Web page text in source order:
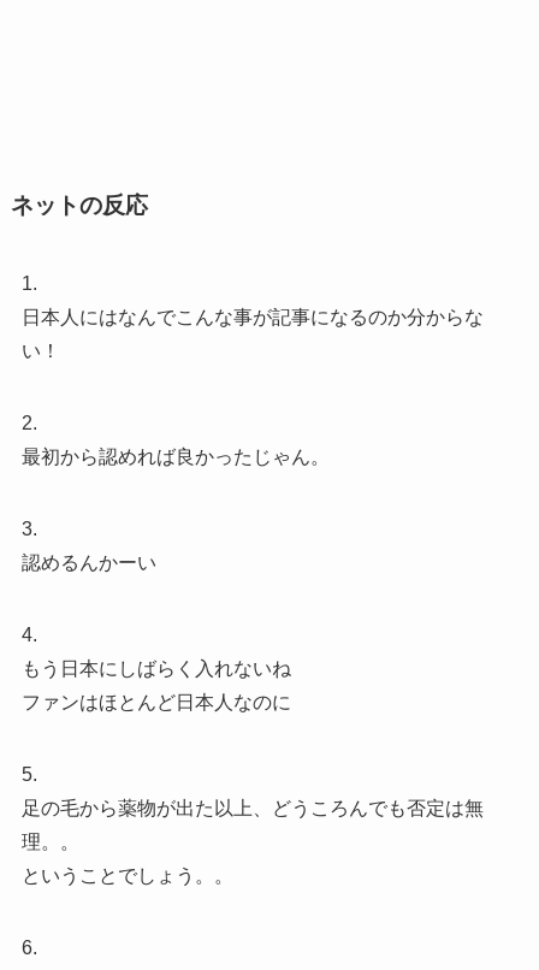
ネットの反応
1.
日本人にはなんでこんな事が記事になるのか分からな
い！
2.
最初から認めれば良かったじゃん。
3.
認めるんかーい
4.
もう日本にしばらく入れないね
ファンはほとんど日本人なのに
5.
足の毛から薬物が出た以上、どうころんでも否定は無
理。。
ということでしょう。。
6.